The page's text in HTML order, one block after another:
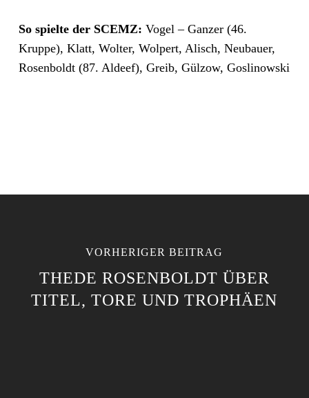
So spielte der SCEMZ: Vogel – Ganzer (46.
Kruppe), Klatt, Wolter, Wolpert, Alisch, Neubauer,
Rosenboldt (87. Aldeef), Greib, Gülzow, Goslinowski
VORHERIGER BEITRAG
THEDE ROSENBOLDT ÜBER
TITEL, TORE UND TROPHÄEN